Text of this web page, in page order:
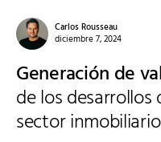
Carlos Rousseau
diciembre 7, 2024
Generación de
de los
sector inmobiliario